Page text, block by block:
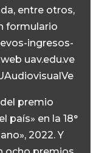
entre otros,
formulario
ingresos-
uav.edu.ve
premio
país» en la 18°
2022. Y